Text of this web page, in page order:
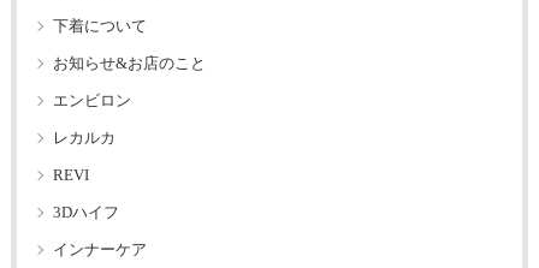
下着について
お知らせ&お店のこと
エンビロン
レカルカ
REVI
3Dハイフ
インナーケア